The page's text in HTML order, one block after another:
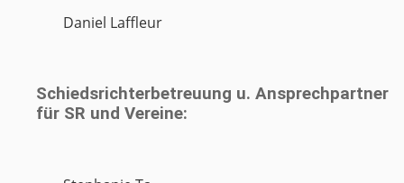
Daniel Laffleur
Schiedsrichterbetreuung u. Ansprechpartner
für SR und Vereine: